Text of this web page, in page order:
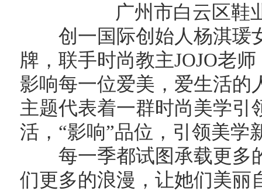
广州市白云区鞋
创一国际创始人杨淇瑗
牌，联手时尚教主JOJO老
影响每一位爱美，爱生活的
主题代表着一群时尚美学引
活，“影响”品位，引领美学
每一季都试图承载更多
们更多的浪漫，让她们美丽